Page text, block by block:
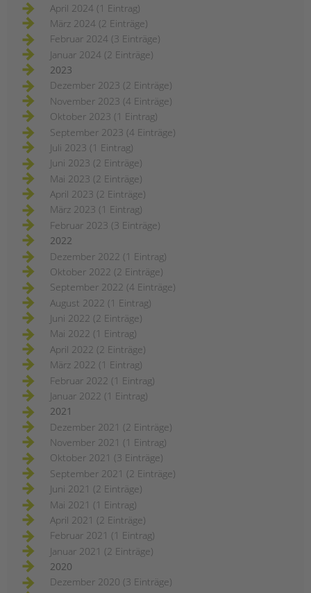
April 2024 (1 Eintrag)
März 2024 (2 Einträge)
Februar 2024 (3 Einträge)
Januar 2024 (2 Einträge)
2023
Dezember 2023 (2 Einträge)
November 2023 (4 Einträge)
Oktober 2023 (1 Eintrag)
September 2023 (4 Einträge)
Juli 2023 (1 Eintrag)
Juni 2023 (2 Einträge)
Mai 2023 (2 Einträge)
April 2023 (2 Einträge)
März 2023 (1 Eintrag)
Februar 2023 (3 Einträge)
2022
Dezember 2022 (1 Eintrag)
Oktober 2022 (2 Einträge)
September 2022 (4 Einträge)
August 2022 (1 Eintrag)
Juni 2022 (2 Einträge)
Mai 2022 (1 Eintrag)
April 2022 (2 Einträge)
März 2022 (1 Eintrag)
Februar 2022 (1 Eintrag)
Januar 2022 (1 Eintrag)
2021
Dezember 2021 (2 Einträge)
November 2021 (1 Eintrag)
Oktober 2021 (3 Einträge)
September 2021 (2 Einträge)
Juni 2021 (2 Einträge)
Mai 2021 (1 Eintrag)
April 2021 (2 Einträge)
Februar 2021 (1 Eintrag)
Januar 2021 (2 Einträge)
2020
Dezember 2020 (3 Einträge)